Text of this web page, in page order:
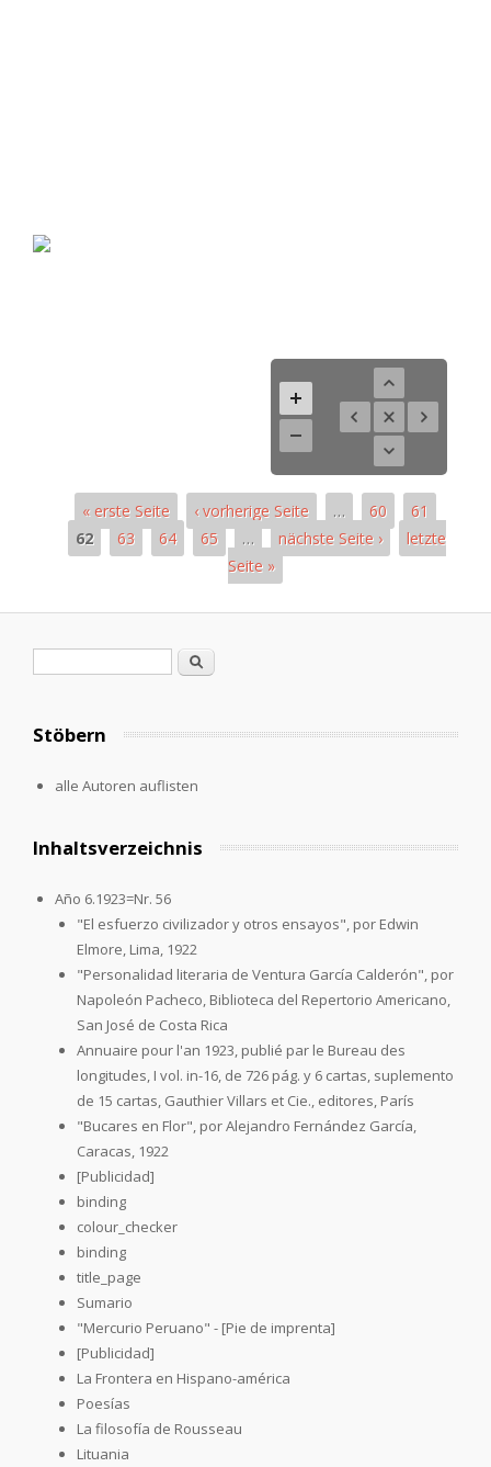
« erste Seite ‹ vorherige Seite … 60
61
62
63 64 65 … nächste Seite ›
letzte
Seite »
Suche
Stöbern
alle Autoren auflisten
Inhaltsverzeichnis
Año 6.1923=Nr. 56
"El esfuerzo civilizador y otros ensayos", por Edwin
Elmore, Lima, 1922
"Personalidad literaria de Ventura García Calderón", por
Napoleón Pacheco, Biblioteca del Repertorio Americano,
San José de Costa Rica
Annuaire pour l'an 1923, publié par le Bureau des
longitudes, I vol. in-16, de 726 pág. y 6 cartas, suplemento
de 15 cartas, Gauthier Villars et Cie., editores, París
"Bucares en Flor", por Alejandro Fernández García,
Caracas, 1922
[Publicidad]
binding
colour_checker
binding
title_page
Sumario
"Mercurio Peruano" - [Pie de imprenta]
[Publicidad]
La Frontera en Hispano-américa
Poesías
La filosofía de Rousseau
Lituania